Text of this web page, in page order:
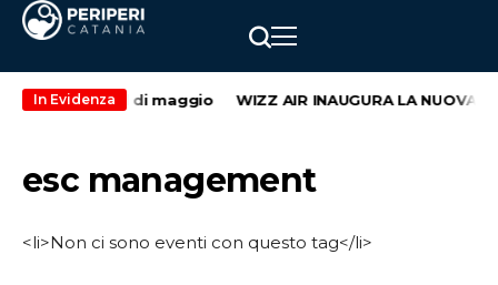
In Evidenza
weekend di maggio WIZZ AIR INAUGURA LA NUOVA
esc management
<li>Non ci sono eventi con questo tag</li>